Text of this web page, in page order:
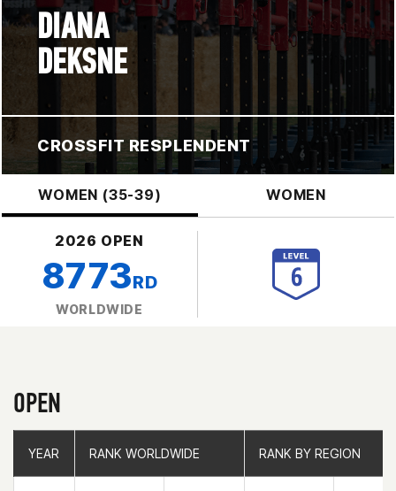
DIANA
DEKSNE
CROSSFIT RESPLENDENT
WOMEN (35-39) WOMEN
2026 OPEN
8773RD
WORLDWIDE
OPEN
YEAR RANK WORLDWIDE RANK BY REGION
YEAR RANK WORLDWIDE RANK BY REGION